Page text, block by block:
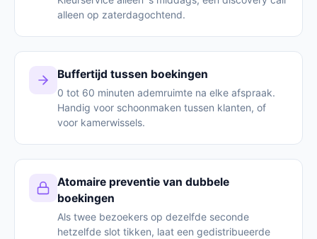
alleen op zaterdagochtend.
Buffertijd tussen boekingen
0 tot 60 minuten ademruimte na elke afspraak.
Handig voor schoonmaken tussen klanten, of
voor kamerwissels.
Atomaire preventie van dubbele
boekingen
Als twee bezoekers op dezelfde seconde
hetzelfde slot tikken, laat een gedistribueerde